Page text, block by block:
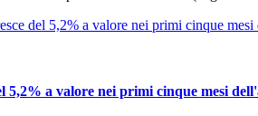
5,2% a valore nei primi cinque mesi